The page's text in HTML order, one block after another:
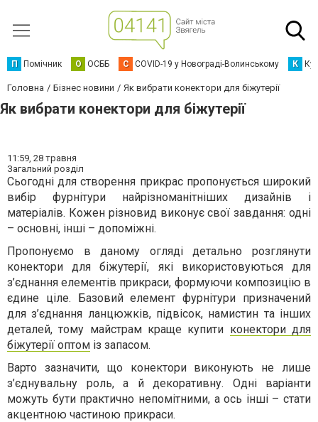
П Помічник О ОСББ C COVID-19 у Новограді-Волинському К
Головна Бізнес новини Як вибрати конектори для біжутерії
Як вибрати конектори для біжутерії
11:59, 28 травня
Загальний розділ
Сьогодні для створення прикрас пропонується широкий
вибір фурнітури найрізноманітніших дизайнів і
матеріалів. Кожен різновид виконує свої завдання: одні
– основні, інші – допоміжні.
Пропонуємо в даному огляді детально розглянути
конектори для біжутерії, які використовуються для
з’єднання елементів прикраси, формуючи композицію в
єдине ціле. Базовий елемент фурнітури призначений
для з’єднання ланцюжків, підвісок, намистин та інших
деталей, тому майстрам краще купити конектори для
біжутерії оптом із запасом.
Варто зазначити, що конектори виконують не лише
з’єднувальну роль, а й декоративну. Одні варіанти
можуть бути практично непомітними, а ось інші – стати
акцентною частиною прикраси.